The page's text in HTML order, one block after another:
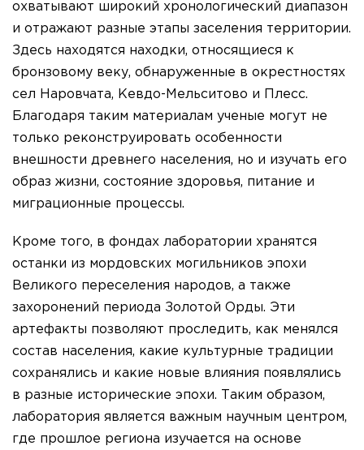
охватывают широкий хронологический диапазон
и отражают разные этапы заселения территории.
Здесь находятся находки, относящиеся к
бронзовому веку, обнаруженные в окрестностях
сел Наровчата, Кевдо-Мельситово и Плесс.
Благодаря таким материалам ученые могут не
только реконструировать особенности
внешности древнего населения, но и изучать его
образ жизни, состояние здоровья, питание и
миграционные процессы.
Кроме того, в фондах лаборатории хранятся
останки из мордовских могильников эпохи
Великого переселения народов, а также
захоронений периода Золотой Орды. Эти
артефакты позволяют проследить, как менялся
состав населения, какие культурные традиции
сохранялись и какие новые влияния появлялись
в разные исторические эпохи. Таким образом,
лаборатория является важным научным центром,
где прошлое региона изучается на основе